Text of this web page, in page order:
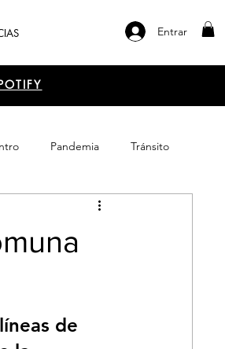
Entrar
Pandemia Tránsito
Emprendimiento
de